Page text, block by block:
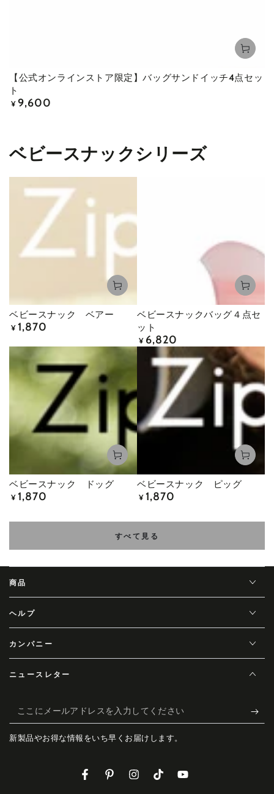
【公式オンラインストア限定】バッグサンドイッチ4点セッ
ト
定
¥ 9,600
ベビースナックシリーズ
ベビースナック ベアー
定
¥ 1,870
ベビースナックバッグ４点セ
ット
定
¥ 6,820
ベビースナック ドッグ
定
¥ 1,870
ベビースナック ピッグ
定
¥ 1,870
すべて見る
商品
ヘルプ
カンパニー
ニュースレター
こ
こ
に
新製品やお得な情報をいち早くお届けします。
FacebookPinterestInstagramTikTokYouTube